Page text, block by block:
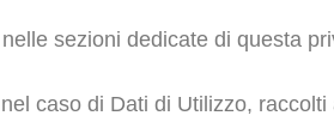
sezioni dedicate di questa
caso di Dati di Utilizzo,